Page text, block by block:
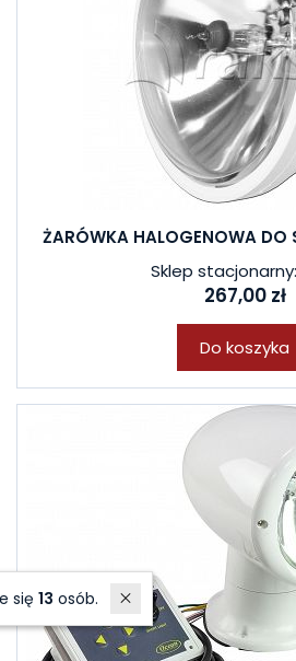
ŻARÓWKA HALOGENOWA DO
Sklep
267,00 zł
Do koszyka
W ostatnich 7 dniach produktem